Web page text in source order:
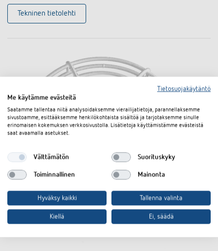
Tekninen tietolehti
Tietosuojakäytäntö
Me käytämme evästeitä
Saatamme tallentaa niitä analysoidaksemme vierailijatietoja, parannellaksemme
sivustoamme, esittääksemme henkilökohtaista sisältöä ja tarjotaksemme sinulle
erinomaisen kokemuksen verkkosivustolla. Lisätietoja käyttämistämme evästeistä
saat avaamalla asetukset.
Välttämätön Suorituskyky
Toiminnallinen Mainonta
Hyväksy kaikki Tallenna valinta
Kiellä Ei, säädä